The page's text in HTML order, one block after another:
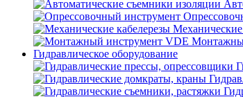
Гидравлическое оборудование